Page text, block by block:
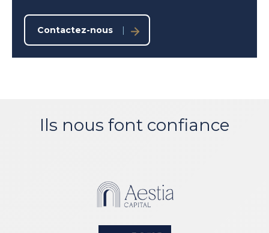
Contactez-nous
Ils nous font confiance